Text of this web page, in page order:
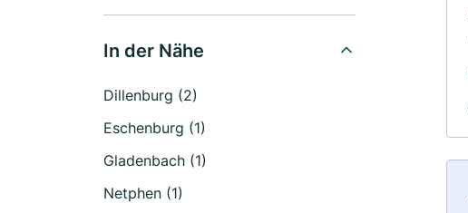
In der Nähe
Dillenburg (2)
Eschenburg (1)
Gladenbach (1)
Netphen (1)